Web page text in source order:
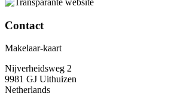
Contact
Makelaar-kaart
Nijverheidsweg 2
9981 GJ Uithuizen
Netherlands